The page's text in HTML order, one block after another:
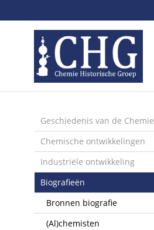
links
Spring
naar
de
inhoud
naar
het
menu
Geschiedenis van de Chemie
Chemische ontwikkelingen
Industriële ontwikkeling
Biografieën
Bronnen biografie
(Al)chemisten